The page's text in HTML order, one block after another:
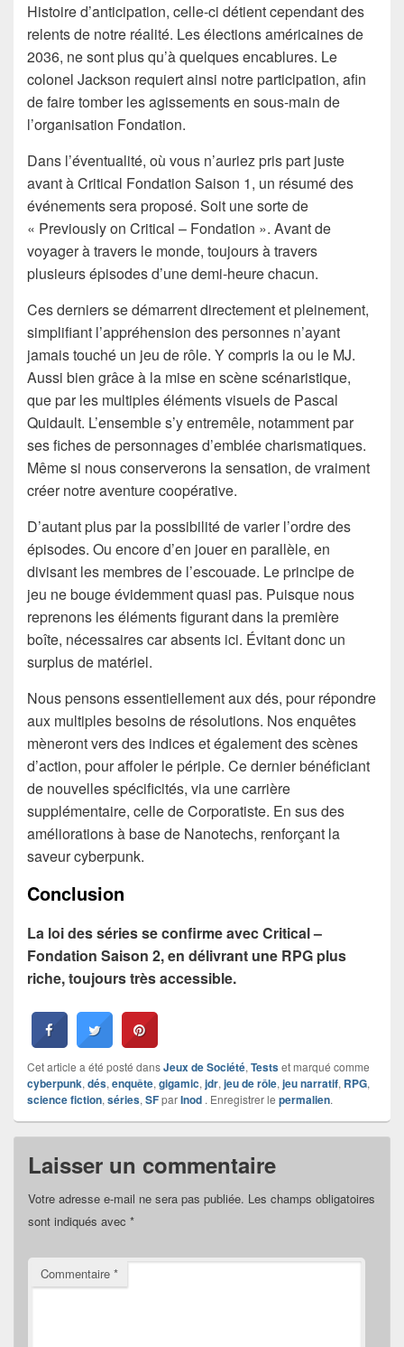
Histoire d’anticipation, celle-ci détient cependant des
relents de notre réalité. Les élections américaines de
2036, ne sont plus qu’à quelques encablures. Le
colonel Jackson requiert ainsi notre participation, afin
de faire tomber les agissements en sous-main de
l’organisation Fondation.
Dans l’éventualité, où vous n’auriez pris part juste
avant à Critical Fondation Saison 1, un résumé des
événements sera proposé. Soit une sorte de
« Previously on Critical – Fondation ». Avant de
voyager à travers le monde, toujours à travers
plusieurs épisodes d’une demi-heure chacun.
Ces derniers se démarrent directement et pleinement,
simplifiant l’appréhension des personnes n’ayant
jamais touché un jeu de rôle. Y compris la ou le MJ.
Aussi bien grâce à la mise en scène scénaristique,
que par les multiples éléments visuels de Pascal
Quidault. L’ensemble s’y entremêle, notamment par
ses fiches de personnages d’emblée charismatiques.
Même si nous conserverons la sensation, de vraiment
créer notre aventure coopérative.
D’autant plus par la possibilité de varier l’ordre des
épisodes. Ou encore d’en jouer en parallèle, en
divisant les membres de l’escouade. Le principe de
jeu ne bouge évidemment quasi pas. Puisque nous
reprenons les éléments figurant dans la première
boîte, nécessaires car absents ici. Évitant donc un
surplus de matériel.
Nous pensons essentiellement aux dés, pour répondre
aux multiples besoins de résolutions. Nos enquêtes
mèneront vers des indices et également des scènes
d’action, pour affoler le périple. Ce dernier bénéficiant
de nouvelles spécificités, via une carrière
supplémentaire, celle de Corporatiste. En sus des
améliorations à base de Nanotechs, renforçant la
saveur cyberpunk.
Conclusion
La loi des séries se confirme avec Critical –
Fondation Saison 2, en délivrant une RPG plus
riche, toujours très accessible.
Cet article a été posté dansJeux de Société, Testset marqué comme
cyberpunk, dés, enquête, gigamic, jdr, jeu de rôle, jeu narratif, RPG,
science fiction, séries, SFparInod . Enregistrer le permalien.
Laisser un commentaire
Votre adresse e-mail ne sera pas publiée. Les champs obligatoires
sont indiqués avec *
Commentaire *